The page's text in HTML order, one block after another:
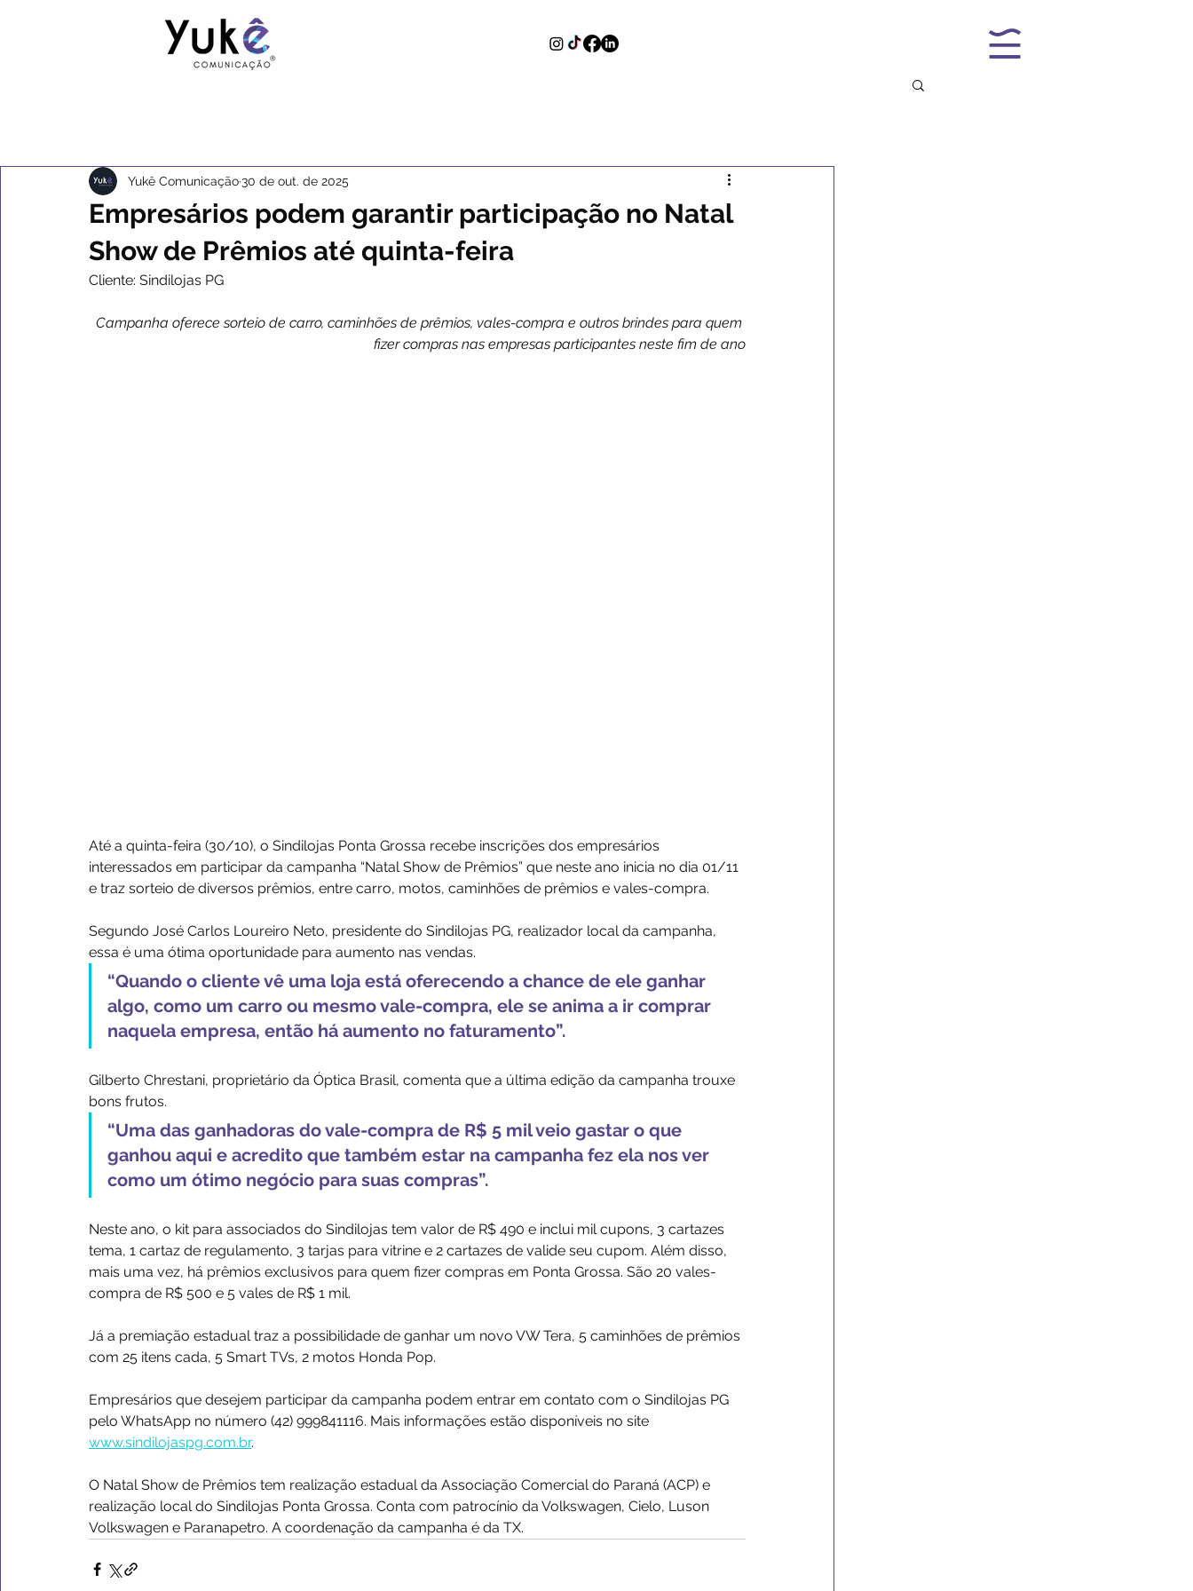
Empresários podem garantir participação no Natal
Show de Prêmios até quinta-feira
Yukê Comunicação30 de out. de 2025
Cliente: Sindilojas PG
Campanha oferece sorteio de carro, caminhões de prêmios, vales-compra e outros brindes para quem
fizer compras nas empresas participantes neste fim de ano
Até a quinta-feira (30/10), o Sindilojas Ponta Grossa recebe inscrições dos empresários
interessados em participar da campanha “Natal Show de Prêmios” que neste ano inicia no dia 01/11
e traz sorteio de diversos prêmios, entre carro, motos, caminhões de prêmios e vales-compra.
Segundo José Carlos Loureiro Neto, presidente do Sindilojas PG, realizador local da campanha,
essa é uma ótima oportunidade para aumento nas vendas.
“Quando o cliente vê uma loja está oferecendo a chance de ele ganhar
algo, como um carro ou mesmo vale-compra, ele se anima a ir comprar
naquela empresa, então há aumento no faturamento”.
Gilberto Chrestani, proprietário da Óptica Brasil, comenta que a última edição da campanha trouxe
bons frutos.
“Uma das ganhadoras do vale-compra de R$ 5 mil veio gastar o que
ganhou aqui e acredito que também estar na campanha fez ela nos ver
como um ótimo negócio para suas compras”.
Neste ano, o kit para associados do Sindilojas tem valor de R$ 490 e inclui mil cupons, 3 cartazes
tema, 1 cartaz de regulamento, 3 tarjas para vitrine e 2 cartazes de valide seu cupom. Além disso,
mais uma vez, há prêmios exclusivos para quem fizer compras em Ponta Grossa. São 20 vales-
compra de R$ 500 e 5 vales de R$ 1 mil.
Já a premiação estadual traz a possibilidade de ganhar um novo VW Tera, 5 caminhões de prêmios
com 25 itens cada, 5 Smart TVs, 2 motos Honda Pop.
Empresários que desejem participar da campanha podem entrar em contato com o Sindilojas PG
pelo WhatsApp no número (42) 999841116. Mais informações estão disponíveis no site
www.sindilojaspg.com.br.
O Natal Show de Prêmios tem realização estadual da Associação Comercial do Paraná (ACP) e
realização local do Sindilojas Ponta Grossa. Conta com patrocínio da Volkswagen, Cielo, Luson
Volkswagen e Paranapetro. A coordenação da campanha é da TX.